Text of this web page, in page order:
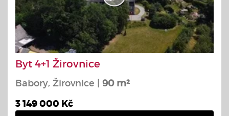
Byt 4+1 Žirovnice
Babory, Žirovnice | 90 m²
3 149 000 Kč